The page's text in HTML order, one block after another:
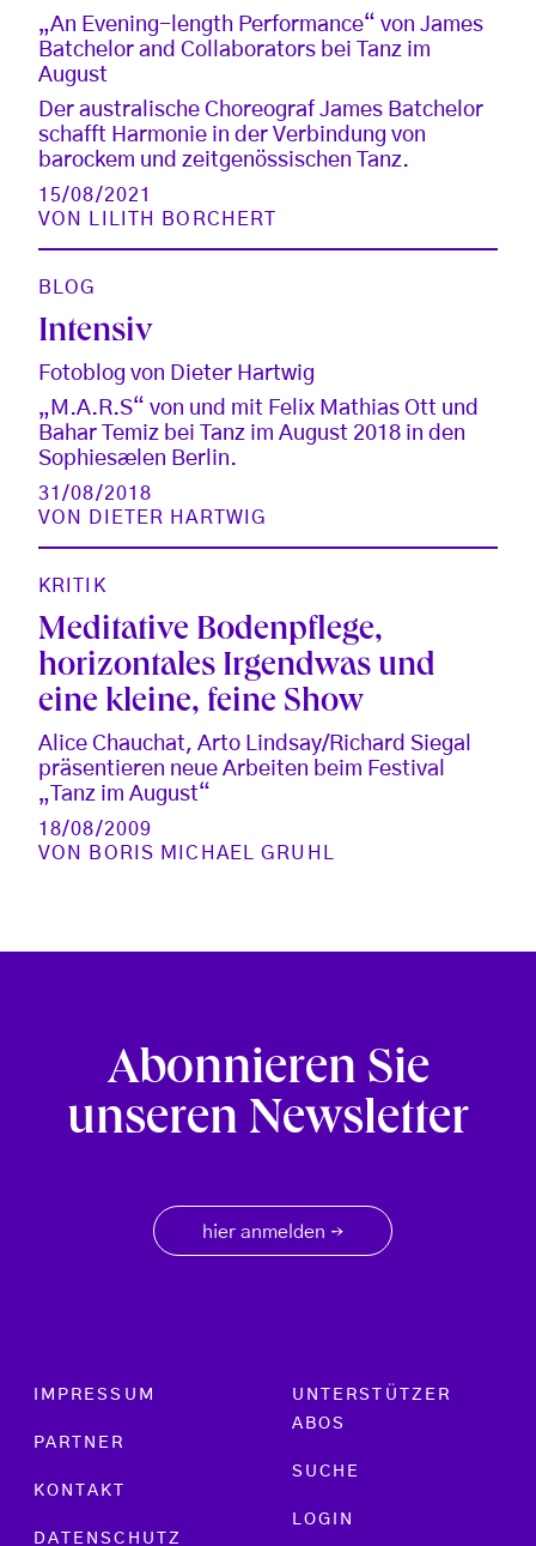
„An Evening-length Performance“ von James
Batchelor and Collaborators bei Tanz im
August
Der australische Choreograf James Batchelor
schafft Harmonie in der Verbindung von
barockem und zeitgenössischen Tanz.
15/08/2021
VON
LILITH BORCHERT
BLOG
Intensiv
Fotoblog von Dieter Hartwig
„M.A.R.S“ von und mit Felix Mathias Ott und
Bahar Temiz bei Tanz im August 2018 in den
Sophiesælen Berlin.
31/08/2018
VON
DIETER HARTWIG
KRITIK
Meditative Bodenpflege,
horizontales Irgendwas und
eine kleine, feine Show
Alice Chauchat, Arto Lindsay/Richard Siegal
präsentieren neue Arbeiten beim Festival
„Tanz im August“
18/08/2009
VON
BORIS MICHAEL GRUHL
Abonnieren Sie
unseren Newsletter
hier anmelden →
Footer menu
IMPRESSUM
PARTNER
KONTAKT
DATENSCHUTZ
UNTERSTÜTZER
ABOS
SUCHE
LOGIN